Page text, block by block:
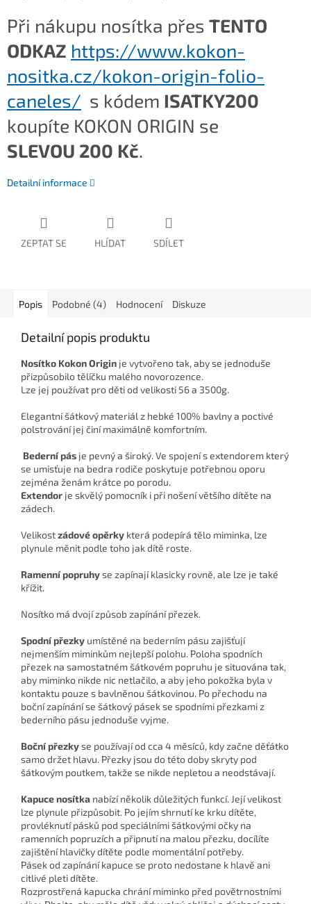
Při nákupu nosítka přes TENTO
ODKAZ https://www.kokon-
nositka.cz/kokon-origin-folio-
caneles/ s kódem ISATKY200
koupíte KOKON ORIGIN se
SLEVOU 200 Kč.
Detailní informace
ZEPTAT SE HLÍDAT SDÍLET
Popis Podobné (4) Hodnocení Diskuze
Detailní popis produktu
Nosítko Kokon Origin je vytvořeno tak, aby se jednoduše
přizpůsobilo tělíčku malého novorozence.
Lze jej používat pro děti od velikosti 56 a 3500g.
Elegantní šátkový materiál z hebké 100% bavlny a poctivé
polstrování jej činí maximálně komfortním.
Bederní pás je pevný a široký. Ve spojení s extendorem který
se umisťuje na bedra rodiče poskytuje potřebnou oporu
zejména ženám krátce po porodu.
Extendor je skvělý pomocník i při nošení většího dítěte na
zádech.
Velikostzádové opěrky která podepírá tělo miminka, lze
plynule měnit podle toho jak dítě roste.
Ramenní popruhyse zapínají klasicky rovně, ale lze je také
křížit.
Nosítko má dvojí způsob zapínání přezek.
Spodní přezky umístěné na bederním pásu zajišťují
nejmenším miminkům nejlepší polohu. Poloha spodních
přezek na samostatném šátkovém popruhu je situována tak,
aby miminko nikde nic netlačilo, a aby jeho pokožka byla v
kontaktu pouze s bavlněnou šátkovinou. Po přechodu na
boční zapínání se šátkový pásek se spodními přezkami z
bederního pásu jednoduše vyjme.
Boční přezkyse používají od cca 4 měsíců, kdy začne děťátko
samo držet hlavu. Přezky jsou do této doby skryty pod
šátkovým poutkem, takže se nikde nepletou a neodstávají.
Kapuce nosítka nabízí několik důležitých funkcí. Její velikost
lze plynule přizpůsobit. Po jejím shrnutí ke krku dítěte,
provléknutí pásků pod speciálními šátkovými očky na
ramenních popruzích a připnutí na malou přezku, docílíte
zajištění hlavičky dítěte podle momentální potřeby.
Pásek od zapínání kapuce se proto nedostane k hlavě ani
citlivé pleti dítěte.
Rozprostřená kapucka chrání miminko před povětrnostními